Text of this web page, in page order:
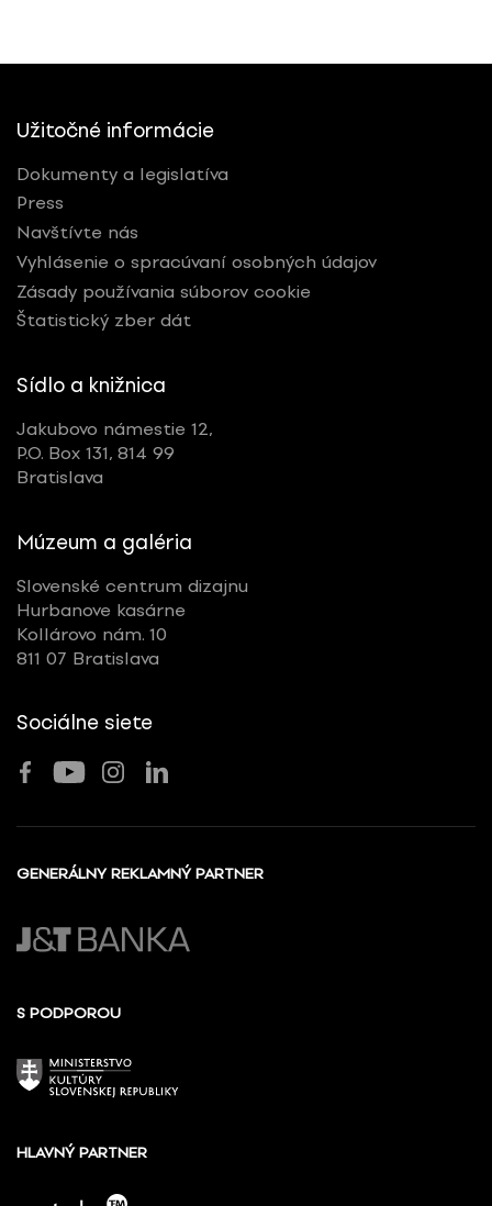
Užitočné informácie
Dokumenty a legislatíva
Press
Navštívte nás
Vyhlásenie o spracúvaní osobných údajov
Zásady používania súborov cookie
Štatistický zber dát
Sídlo a knižnica
Jakubovo námestie 12,
P.O. Box 131, 814 99
Bratislava
Múzeum a galéria
Slovenské centrum dizajnu
Hurbanove kasárne
Kollárovo nám. 10
811 07 Bratislava
Sociálne siete
GENERÁLNY REKLAMNÝ PARTNER
S PODPOROU
HLAVNÝ PARTNER